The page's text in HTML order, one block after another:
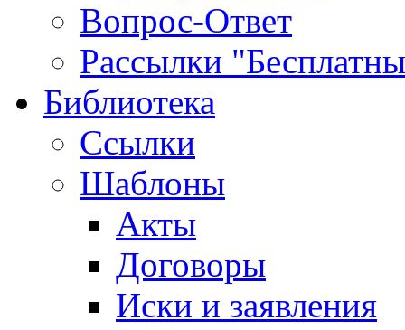
Вопрос-Ответ
Рассылки
Библиотека
Ссылки
Шаблоны
Акты
Договоры
Иски и заявления